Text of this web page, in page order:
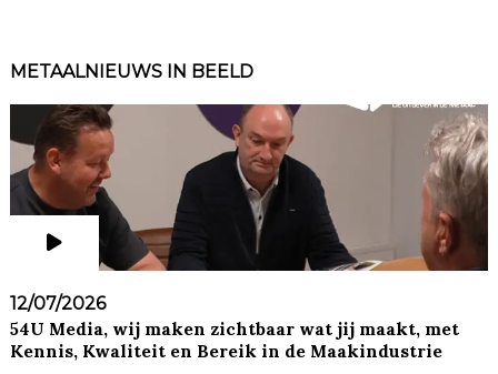
METAALNIEUWS IN BEELD
12/07/2026
54U Media, wij maken zichtbaar wat jij maakt, met
Kennis, Kwaliteit en Bereik in de Maakindustrie